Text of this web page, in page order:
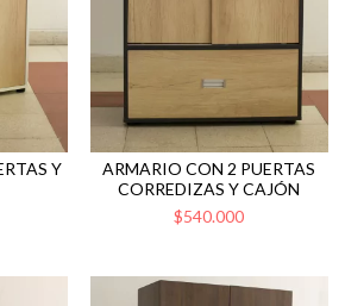
Y
ARMARIO CON 2 PUERTAS
CORREDIZAS Y CAJÓN
$540.000